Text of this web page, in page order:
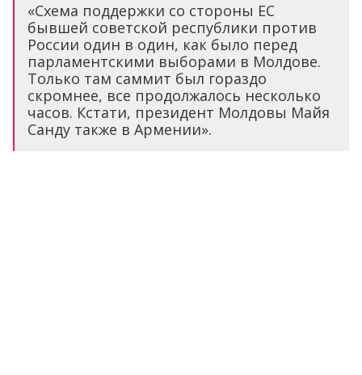
«Схема поддержки со стороны ЕС
бывшей советской республики против
России один в один, как было перед
парламентскими выборами в Молдове.
Только там саммит был гораздо
скромнее, все продолжалось несколько
часов. Кстати, президент Молдовы Майя
Санду также в Армении».